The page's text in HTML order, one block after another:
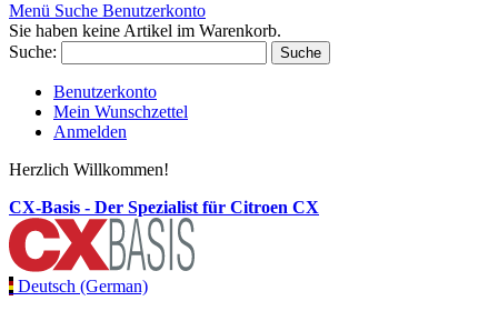
Menü Suche Benutzerkonto
Sie haben keine Artikel im Warenkorb.
Suche:
Suche
Benutzerkonto
Mein Wunschzettel
Anmelden
Herzlich Willkommen!
CX-Basis - Der Spezialist für Citroen CX
Deutsch (German)